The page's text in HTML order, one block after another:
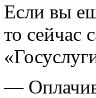
Если вы
то сейчас
—